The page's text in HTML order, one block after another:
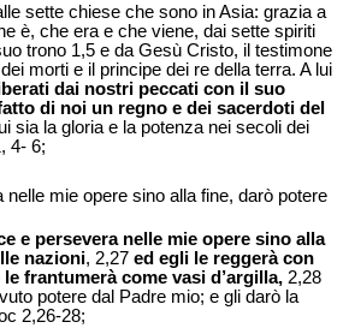
sette chiese che sono in Asia: grazia a
è, che era e che viene, dai sette spiriti
trono 1,5 e da Gesù Cristo, il testimone
morti e il principe dei re della terra. A lui
dai nostri peccati con il suo
di noi un regno e dei sacerdoti del
sia la gloria e la potenza nei secoli dei
4- 6;
mie opere sino alla fine, darò potere
e persevera nelle mie opere sino alla
nazioni, 2,27 ed egli le reggerà con
frantumerà come vasi d’argilla, 2,28
potere dal Padre mio; e gli darò la
2,26-28;